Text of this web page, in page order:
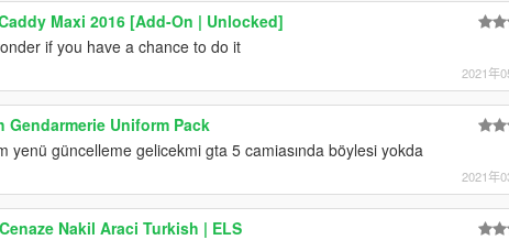
Maxi 2016 [Add-On | Unlocked]
if you have a chance to do it
2021年
Gendarmerie Uniform Pack
yenü güncelleme gelicekmi gta 5 camiasında böylesi yokda
2021年
Nakil Araci Turkish | ELS